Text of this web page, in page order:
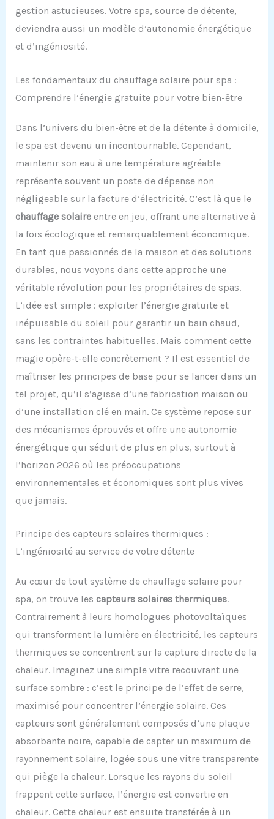
gestion astucieuses. Votre spa, source de détente,
deviendra aussi un modèle d’autonomie énergétique
et d’ingéniosité.
Les fondamentaux du chauffage solaire pour spa :
Comprendre l’énergie gratuite pour votre bien-être
Dans l’univers du bien-être et de la détente à domicile,
le spa est devenu un incontournable. Cependant,
maintenir son eau à une température agréable
représente souvent un poste de dépense non
négligeable sur la facture d’électricité. C’est là que le
chauffage solaireentre en jeu, offrant une alternative à
la fois écologique et remarquablement économique.
En tant que passionnés de la maison et des solutions
durables, nous voyons dans cette approche une
véritable révolution pour les propriétaires de spas.
L’idée est simple : exploiter l’énergie gratuite et
inépuisable du soleil pour garantir un bain chaud,
sans les contraintes habituelles. Mais comment cette
magie opère-t-elle concrètement ? Il est essentiel de
maîtriser les principes de base pour se lancer dans un
tel projet, qu’il s’agisse d’une fabrication maison ou
d’une installation clé en main. Ce système repose sur
des mécanismes éprouvés et offre une autonomie
énergétique qui séduit de plus en plus, surtout à
l’horizon 2026 où les préoccupations
environnementales et économiques sont plus vives
que jamais.
Principe des capteurs solaires thermiques :
L’ingéniosité au service de votre détente
Au cœur de tout système de chauffage solaire pour
spa, on trouve les capteurs solaires thermiques.
Contrairement à leurs homologues photovoltaïques
qui transforment la lumière en électricité, les capteurs
thermiques se concentrent sur la capture directe de la
chaleur. Imaginez une simple vitre recouvrant une
surface sombre : c’est le principe de l’effet de serre,
maximisé pour concentrer l’énergie solaire. Ces
capteurs sont généralement composés d’une plaque
absorbante noire, capable de capter un maximum de
rayonnement solaire, logée sous une vitre transparente
qui piège la chaleur. Lorsque les rayons du soleil
frappent cette surface, l’énergie est convertie en
chaleur. Cette chaleur est ensuite transférée à un